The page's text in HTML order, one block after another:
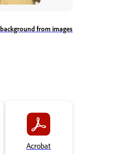
from images
Acrobat